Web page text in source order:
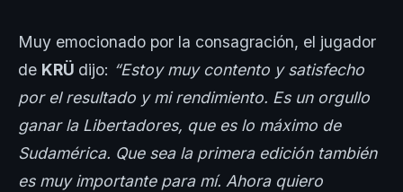
Muy emocionado por la consagración, el jugador
de KRÜ dijo: “Estoy muy contento y satisfecho
por el resultado y mi rendimiento. Es un orgullo
ganar la Libertadores, que es lo máximo de
Sudamérica. Que sea la primera edición también
es muy importante para mí. Ahora quiero